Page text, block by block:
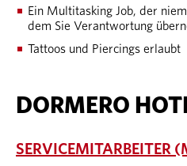
Ein Multitasking Job, der
dem Sie Verantwortung
Tattoos und Piercings erlaubt
DORMERO
SERVICEMITARBEITER